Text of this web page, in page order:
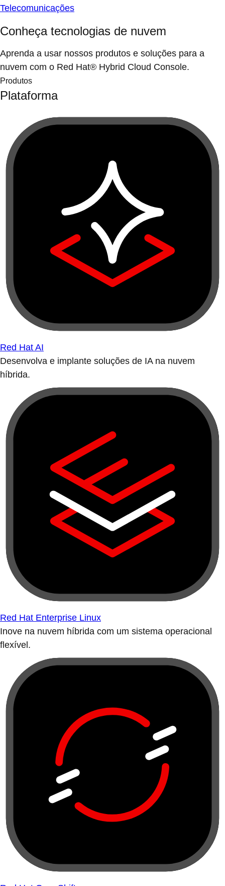
Telecomunicações
Conheça tecnologias de nuvem
Aprenda a usar nossos produtos e soluções para a
nuvem com o Red Hat® Hybrid Cloud Console.
Produtos
Plataforma
Red Hat AI
Desenvolva e implante soluções de IA na nuvem
híbrida.
Red Hat Enterprise Linux
Inove na nuvem híbrida com um sistema operacional
flexível.